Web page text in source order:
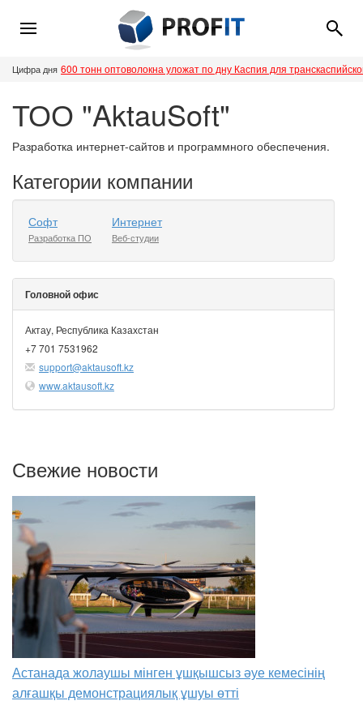
Цифра дня 600 тонн оптоволокна уложат по дну Каспия для
ТОО "AktauSoft"
Разработка интернет-сайтов и программного обеспечения.
Категории компании
Софт
Разработка ПО
Интернет
Веб-студии
Головной офис
Актау, Республика Казахстан
+7 701 7531962
support@aktausoft.kz
www.aktausoft.kz
Свежие новости
Астанада жолаушы мінген ұшқышсыз әуе кемесінің
алғашқы демонстрациялық ұшуы өтті